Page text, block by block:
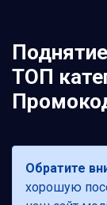
ТОП
Обратите
хорошую